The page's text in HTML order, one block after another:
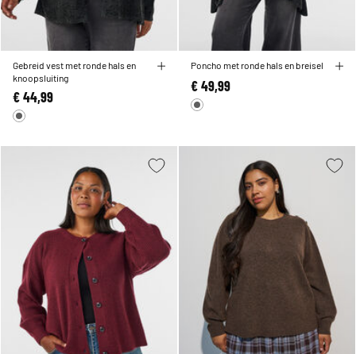
Gebreid vest met ronde hals en
knoopsluiting
€ 44,99
Poncho met ronde hals en breisel
€ 49,99